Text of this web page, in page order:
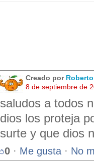
Creado por
8 de septiembre de
saludos a todos
dios los proteja
surte y que dios
0 · Me gusta · No